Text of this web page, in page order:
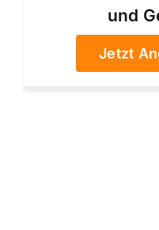
und
Jetzt